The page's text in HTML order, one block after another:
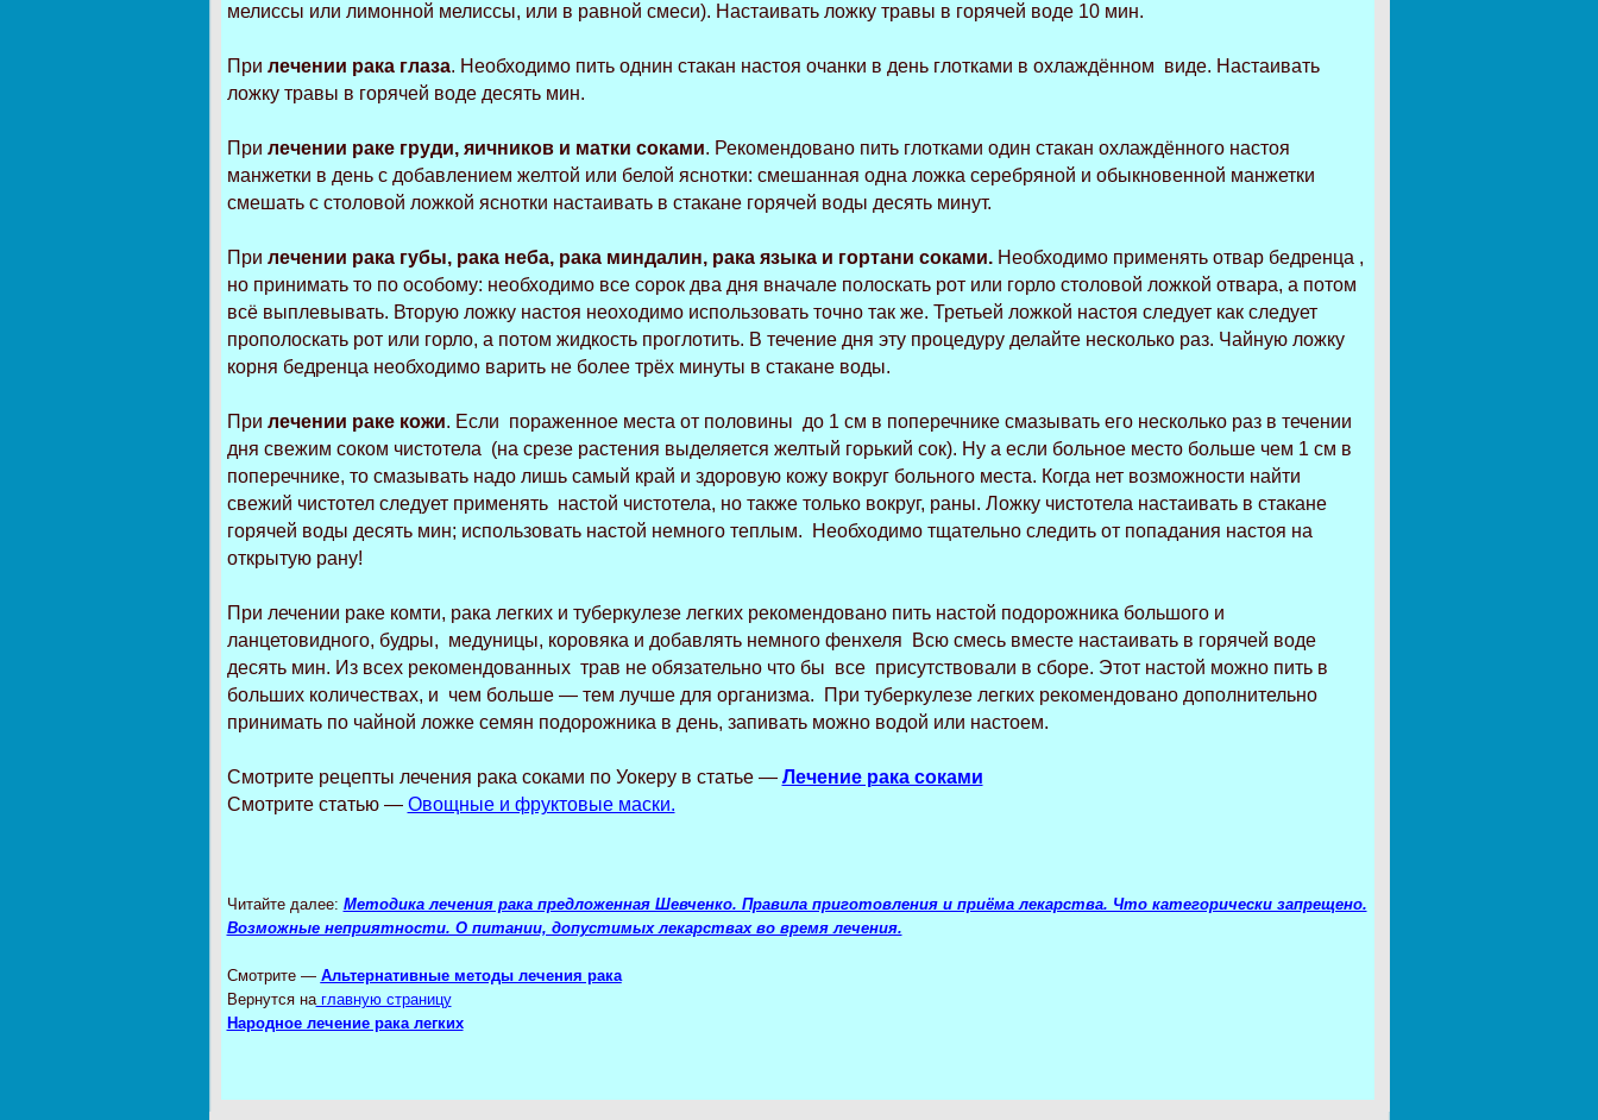
мелиссы или лимонной мелиссы, или в равной смеси). Настаивать ложку травы в горячей воде 10 мин.
При лечении рака глаза. Необходимо пить однин стакан настоя очанки в день глотками в охлаждённом виде. Настаивать
ложку травы в горячей воде десять мин.
При лечении раке груди, яичников и матки соками. Рекомендовано пить глотками один стакан охлаждённого настоя
манжетки в день с добавлением желтой или белой яснотки: смешанная одна ложка серебряной и обыкновенной манжетки
смешать с столовой ложкой яснотки настаивать в стакане горячей воды десять минут.
При лечении рака губы, рака неба, рака миндалин, рака языка и гортани соками.Необходимо применять отвар бедренца ,
но принимать то по особому: необходимо все сорок два дня вначале полоскать рот или горло столовой ложкой отвара, а потом
всё выплевывать. Вторую ложку настоя неоходимо использовать точно так же. Третьей ложкой настоя следует как следует
прополоскать рот или горло, а потом жидкость проглотить. В течение дня эту процедуру делайте несколько раз. Чайную ложку
корня бедренца необходимо варить не более трёх минуты в стакане воды.
При лечении раке кожи. Если пораженное места от половины до 1 см в поперечнике смазывать его несколько раз в течении
дня свежим соком чистотела (на срезе растения выделяется желтый горький сок). Ну а если больное место больше чем 1 см в
поперечнике, то смазывать надо лишь самый край и здоровую кожу вокруг больного места. Когда нет возможности найти
свежий чистотел следует применять настой чистотела, но также только вокруг, раны. Ложку чистотела настаивать в стакане
горячей воды десять мин; использовать настой немного теплым. Необходимо тщательно следить от попадания настоя на
открытую рану!
При лечении раке комти, рака легких и туберкулезе легких рекомендовано пить настой подорожника большого и
ланцетовидного, будры, медуницы, коровяка и добавлять немного фенхеля Всю смесь вместе настаивать в горячей воде
десять мин. Из всех рекомендованных трав не обязательно что бы все присутствовали в сборе. Этот настой можно пить в
больших количествах, и чем больше — тем лучше для организма. При туберкулезе легких рекомендовано дополнительно
принимать по чайной ложке семян подорожника в день, запивать можно водой или настоем.
Смотрите рецепты лечения рака соками по Уокеру в статье — Лечение рака соками
Смотрите статью — Овощные и фруктовые маски.
Читайте далее: Методика лечения рака предложенная Шевченко. Правила приготовления и приёма лекарства. Что категорически запрещено.
Возможные неприятности. О питании, допустимых лекарствах во время лечения.
Смотрите — Альтернативные методы лечения рака
Вернутся наглавную страницу
Народное лечение рака легких